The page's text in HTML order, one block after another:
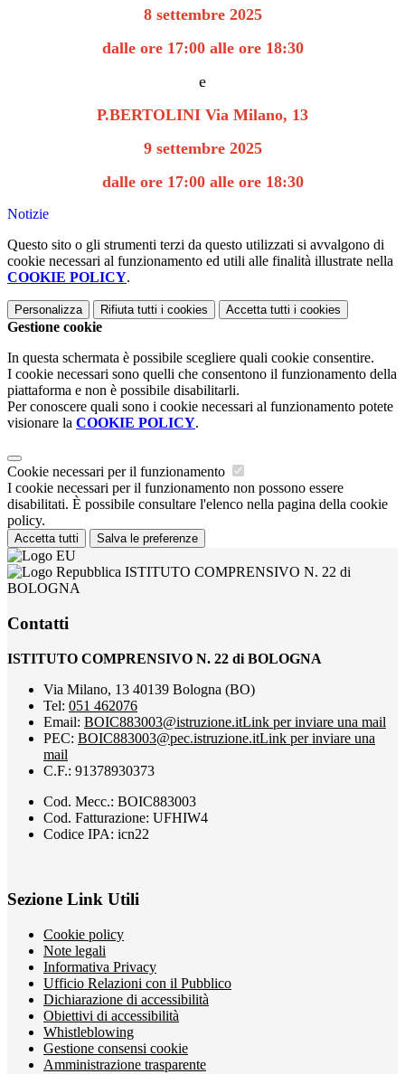
8 settembre 2025
dalle ore 17:00 alle ore 18:30
e
P.BERTOLINI Via Milano, 13
9 settembre 2025
dalle ore 17:00 alle ore 18:30
Notizie
Questo sito o gli strumenti terzi da questo utilizzati si avvalgono di
cookie necessari al funzionamento ed utili alle finalità illustrate nella
COOKIE POLICY.
Personalizza Rifiuta tutti i cookies Accetta tutti i cookies
Gestione cookie
In questa schermata è possibile scegliere quali cookie consentire.
I cookie necessari sono quelli che consentono il funzionamento della
piattaforma e non è possibile disabilitarli.
Per conoscere quali sono i cookie necessari al funzionamento potete
visionare la COOKIE POLICY.
Cookie necessari per il funzionamento
I cookie necessari per il funzionamento non possono essere
disabilitati. È possibile consultare l'elenco nella pagina della cookie
policy.
Accetta tutti Salva le preferenze
ISTITUTO COMPRENSIVO N. 22 di
BOLOGNA
Contatti
ISTITUTO COMPRENSIVO N. 22 di BOLOGNA
Via Milano, 13 40139 Bologna (BO)
Tel: 051 462076
Email: BOIC883003@istruzione.itLink per inviare una mail
PEC: BOIC883003@pec.istruzione.itLink per inviare una
mail
C.F.: 91378930373
Cod. Mecc.: BOIC883003
Cod. Fatturazione: UFHIW4
Codice IPA: icn22
Sezione Link Utili
Cookie policy
Note legali
Informativa Privacy
Ufficio Relazioni con il Pubblico
Dichiarazione di accessibilità
Obiettivi di accessibilità
Whistleblowing
Gestione consensi cookie
Amministrazione trasparente